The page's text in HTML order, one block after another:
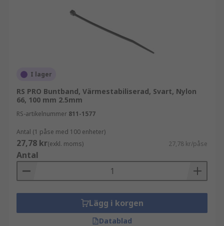
I lager
RS PRO Buntband, Värmestabiliserad, Svart, Nylon
66, 100 mm 2.5mm
RS-artikelnummer 811-1577
Antal (1 påse med 100 enheter)
27,78 kr(exkl. moms) 27,78 kr/påse
Antal
Lägg i korgen
Datablad